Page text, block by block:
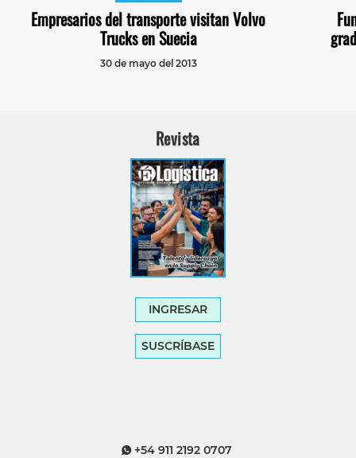
Empresarios del transporte visitan Volvo
Trucks en Suecia
30 de mayo del 2013
Revista
INGRESAR
SUSCRÍBASE
+54 911 2192 0707